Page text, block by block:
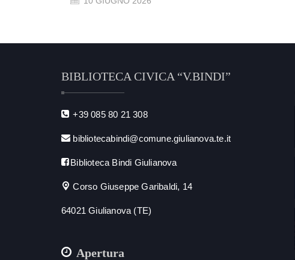
BIBLIOTECA CIVICA “V.BINDI”
+39 085 80 21 308
bibliotecabindi@comune.giulianova.te.it
Biblioteca Bindi Giulianova
Corso Giuseppe Garibaldi, 14
64021 Giulianova (TE)
Apertura